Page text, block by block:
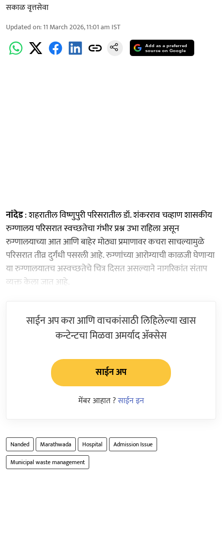
सकाळ वृत्तसेवा
Updated on:11 March 2026, 11:01 am IST
Add as a preferred
source on Google
नांदेड: शहरातील विष्णुपुरी परिसरातील डॉ. शंकरराव चव्हाण शासकीय
रुग्णालय परिसरात स्वच्छतेचा गंभीर प्रश्न उभा राहिला असून
रुग्णालयाच्या आत आणि बाहेर मोठ्या प्रमाणावर कचरा साचल्यामुळे
परिसरात तीव्र दुर्गंधी पसरली आहे. रुग्णांच्या आरोग्याची काळजी घेणाऱ्या
या रुग्णालयातच अस्वच्छतेचे चित्र दिसत असल्याने नागरिकांत संताप
व्यक्त केला जात आहे.
साईन अप करा आणि वाचकांसाठी लिहिलेल्या खास
कन्टेन्टचा मिळवा अमर्याद ॲक्सेस
साईन अप
मेंबर आहात ?साईन इन
Nanded Marathwada Hospital
Admission Issue
Municipal waste management